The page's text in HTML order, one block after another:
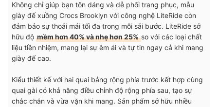
Không chỉ giúp bạn tôn dáng và dễ phối trang phục, mẫu
giày đế xuồng Crocs Brooklyn với công nghệ LiteRide còn
đảm bảo sự thoải mái tối đa trong mỗi sải bước. LiteRide sở
hữu độ mềm hơn 40% và nhẹ hơn 25%so với các loại chất
liệu tiền nhiệm, mang lại sự êm ái và tự tin ngay cả khi mang
giày đế cao.
Kiểu thiết kế với hai quai bảng rộng phía trước kết hợp cùng
quai gài có khả năng điều chỉnh độ rộng phía sau, tạo sự
chắc chắn và vừa vặn khi mang. Sản phẩm sở hữu nhiều